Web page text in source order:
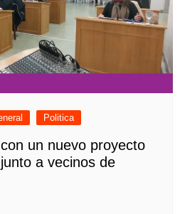
Politica
un nuevo proyecto
a vecinos de